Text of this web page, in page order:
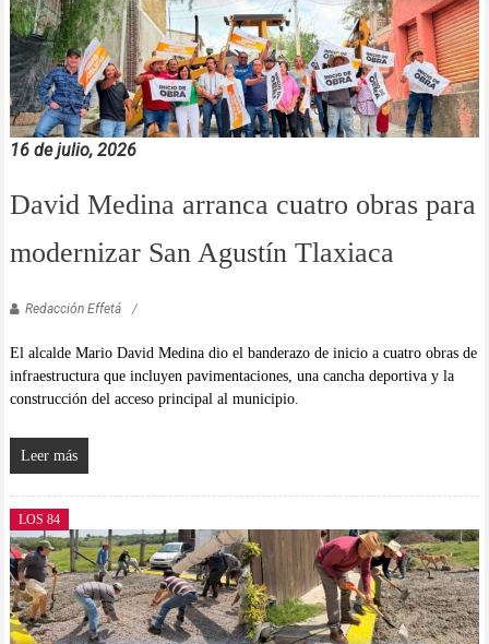
16 de julio, 2026
David Medina arranca cuatro obras para
modernizar San Agustín Tlaxiaca
Redacción Effetá
El alcalde Mario David Medina dio el banderazo de inicio a cuatro obras de
infraestructura que incluyen pavimentaciones, una cancha deportiva y la
construcción del acceso principal al municipio.
Leer más
LOS 84